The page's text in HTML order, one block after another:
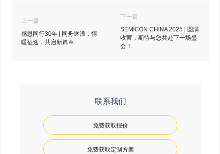
上一篇
感恩同行30年 | 同舟逐浪，情
暖征途，共启新篇章
下一篇
SEMICON CHINA 2025 | 圆满
收官，期待与您共赴下一场盛
会！
联系我们
免费获取报价
免费获取定制方案